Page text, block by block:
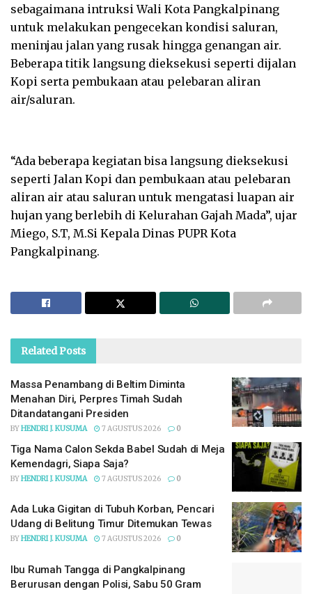
sebagaimana intruksi Wali Kota Pangkalpinang
untuk melakukan pengecekan kondisi saluran,
meninjau jalan yang rusak hingga genangan air.
Beberapa titik langsung dieksekusi seperti dijalan
Kopi serta pembukaan atau pelebaran aliran
air/saluran.
seperti Jalan Kopi dan pembukaan atau pelebaran
aliran air atau saluran untuk mengatasi luapan air
hujan yang berlebih di Kelurahan Gajah Mada”, ujar
Miego, S.T, M.Si Kepala Dinas PUPR Kota
Pangkalpinang.
RelatedPosts